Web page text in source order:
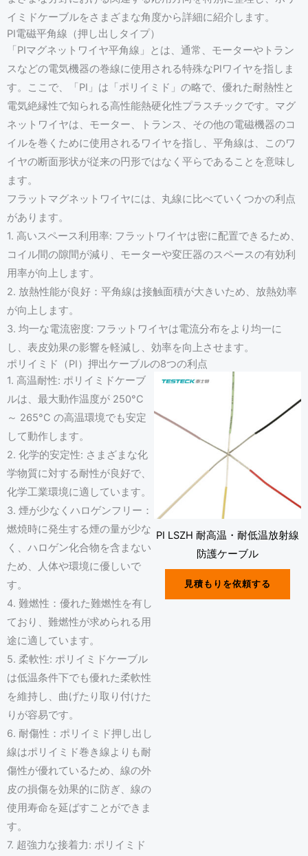
イミドケーブルをさまざまな角度から詳細に紹介します。
PI電磁平角線（押し出しタイプ）
「PIマグネットワイヤ平角線」とは、通常、モーターやトラン
スなどの電気機器の巻線に使用される特殊なPIワイヤを指しま
す。ここで、「PI」は「ポリイミド」の略で、優れた耐熱性と
電気絶縁性で知られる高性能熱硬化性プラスチックです。マグ
ネットワイヤは、モーター、トランス、その他の電磁機器のコ
イルを巻くために使用されるワイヤを指し、平角線は、このワ
イヤの断面形状が従来の円形ではなく平らであることを意味し
ます。
フラットマグネットワイヤには、丸線に比べていくつかの利点
があります。
1. 高いスペース利用率: フラットワイヤは密に配置できるため、
コイル間の隙間が減り、モーターや変圧器のスペースの有効利
用率が向上します。
2. 放熱性能が良好：平角線は接触面積が大きいため、放熱効率
が向上します。
3. 均一な電流密度: フラットワイヤは電流分布をより均一に
し、表皮効果の影響を軽減し、効率を向上させます。
ポリイミド（PI）押出ケーブルの8つの利点
1. 高温耐性: ポリイミドケーブ
ルは、最大動作温度が 250°C
～ 265°C の高温環境でも安定
して動作します。
2. 化学的安定性: さまざまな化
学物質に対する耐性が良好で、
化学工業環境に適しています。
3. 煙が少なくハロゲンフリー：
燃焼時に発生する煙の量が少な
く、ハロゲン化合物を含まない
ため、人体や環境に優しいで
す。
4. 難燃性：優れた難燃性を有し
ており、難燃性が求められる用
途に適しています。
5. 柔軟性: ポリイミドケーブル
は低温条件下でも優れた柔軟性
を維持し、曲げたり取り付けた
りが容易です。
6. 耐傷性：ポリイミド押し出し
線はポリイミド巻き線よりも耐
傷性が優れているため、線の外
皮の損傷を効果的に防ぎ、線の
使用寿命を延ばすことができま
す。
7. 超強力な接着力: ポリイミド
PI LSZH 耐高温・耐低温放射線
防護ケーブル
見積もりを依頼する